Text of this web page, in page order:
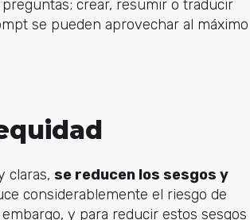
crear, resumir o traducir
se pueden aprovechar al máximo
claras, se reducen los sesgos y
considerablemente el riesgo de
y para reducir estos sesgos